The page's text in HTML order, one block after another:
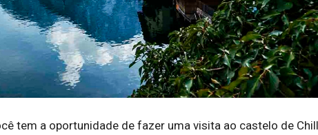
tem a oportunidade de fazer uma visita ao castelo de